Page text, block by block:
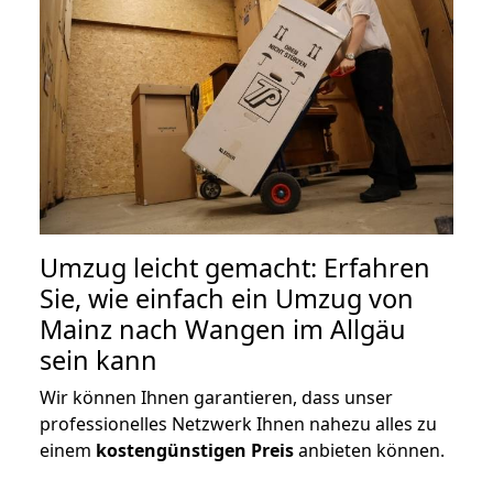
Umzug leicht gemacht: Erfahren
Sie, wie einfach ein Umzug von
Mainz nach Wangen im Allgäu
sein kann
Wir können Ihnen garantieren, dass unser
professionelles Netzwerk Ihnen nahezu alles zu
einem kostengünstigen Preisanbieten können.